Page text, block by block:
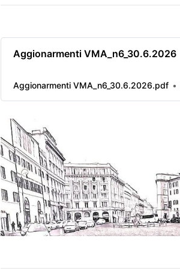
Aggionarmenti VMA_n6_30.6.2026
Aggionarmenti VMA_n6_30.6.2026.pdf